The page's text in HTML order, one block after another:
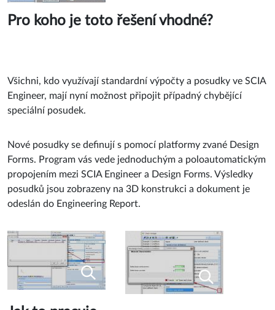
Pro koho je toto řešení vhodné?
Všichni, kdo využívají standardní výpočty a posudky ve SCIA
Engineer, mají nyní možnost připojit případný chybějící
speciální posudek.
Nové posudky se definují s pomocí platformy zvané Design
Forms. Program vás vede jednoduchým a poloautomatickým
propojením mezi SCIA Engineer a Design Forms. Výsledky
posudků jsou zobrazeny na 3D konstrukci a dokument je
odeslán do Engineering Report.